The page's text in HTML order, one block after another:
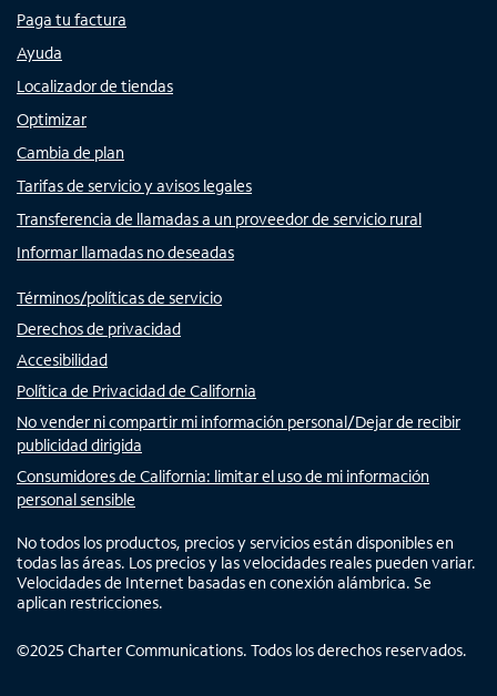
Paga tu factura
Ayuda
Localizador de tiendas
Optimizar
Cambia de plan
Tarifas de servicio y avisos legales
Transferencia de llamadas a un proveedor de servicio rural
Informar llamadas no deseadas
Términos/políticas de servicio
Derechos de privacidad
Accesibilidad
Política de Privacidad de California
No vender ni compartir mi información personal/Dejar de recibir
publicidad dirigida
Consumidores de California: limitar el uso de mi información
personal sensible
No todos los productos, precios y servicios están disponibles en
todas las áreas. Los precios y las velocidades reales pueden variar.
Velocidades de Internet basadas en conexión alámbrica. Se
aplican restricciones.
©2025 Charter Communications. Todos los derechos reservados.